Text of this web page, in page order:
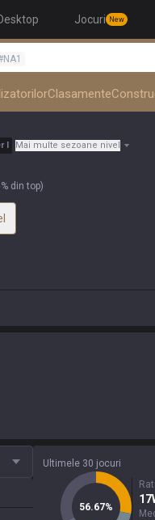
Jocuri New
NA1
Clasamente
I Mai multe sezoane nivel
din top)
Ultimele 30 jocuri
56.67%
17